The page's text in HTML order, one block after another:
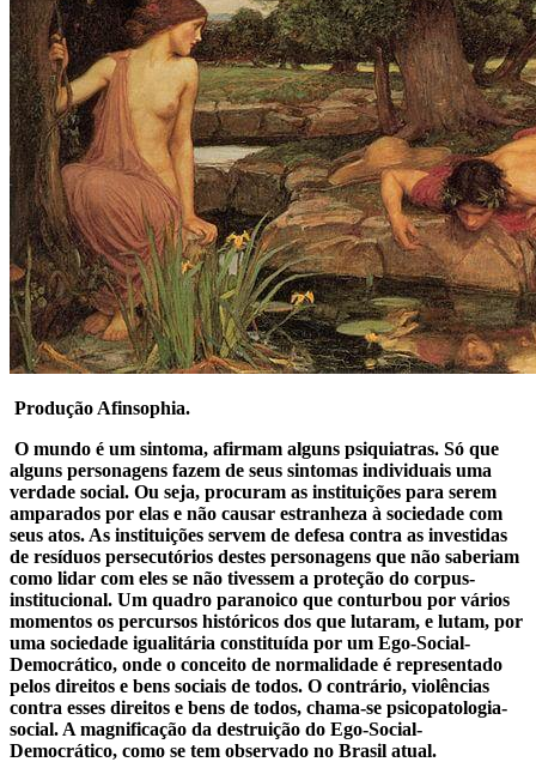
Produção Afinsophia.
O mundo é um sintoma, afirmam alguns psiquiatras. Só que
alguns personagens fazem de seus sintomas individuais uma
verdade social. Ou seja, procuram as instituições para serem
amparados por elas e não causar estranheza à sociedade com
seus atos. As instituições servem de defesa contra as investidas
de resíduos persecutórios destes personagens que não saberiam
como lidar com eles se não tivessem a proteção do corpus-
institucional. Um quadro paranoico que conturbou por vários
momentos os percursos históricos dos que lutaram, e lutam, por
uma sociedade igualitária constituída por um Ego-Social-
Democrático, onde o conceito de normalidade é representado
pelos direitos e bens sociais de todos. O contrário, violências
contra esses direitos e bens de todos, chama-se psicopatologia-
social. A magnificação da destruição do Ego-Social-
Democrático, como se tem observado no Brasil atual.